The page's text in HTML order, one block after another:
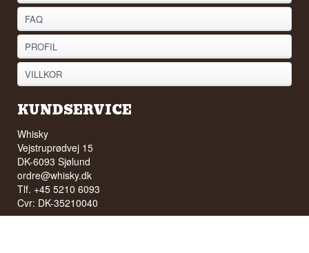
FAQ
PROFIL
VILLKOR
KUNDSERVICE
Whisky
Vejstruprødvej 15
DK-6093 Sjølund
ordre@whisky.dk
Tlf. +45 5210 6093
Cvr: DK-35210040